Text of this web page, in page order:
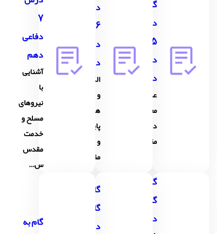
گام
درس
5
دفاعی
دهم
علوم و
معارف
دفاع
مقدس
درس
6
دفاعی
دهم
الگوها
و اسوه
های
پایداری
و
مقاومت
7
دفاعی
دهم
آشنایی
با
نیروهای
مسلح و
خدمت
مقدس
س...
گام به
گام
درس
گام به
گام
درس
گام به